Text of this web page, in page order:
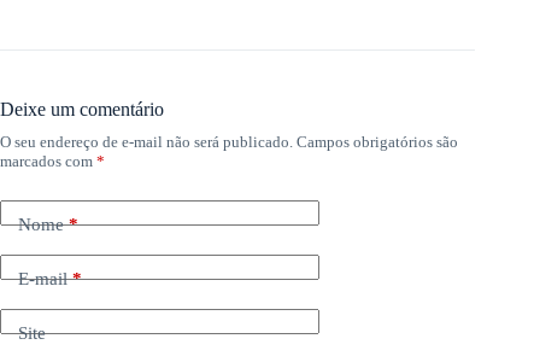
Deixe um comentário
O seu endereço de e-mail não será publicado. Campos obrigatórios são
marcados com *
Nome*
E-mail*
Site